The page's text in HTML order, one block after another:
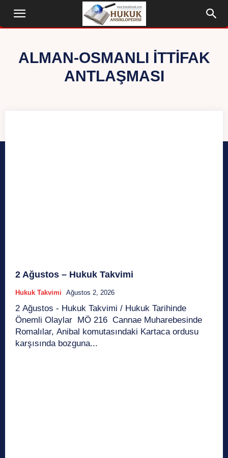
ALMAN-OSMANLI İTTIFAK
ANTLAŞMASI
2 Ağustos – Hukuk Takvimi
Hukuk Takvimi Ağustos 2, 2026
2 Ağustos - Hukuk Takvimi / Hukuk Tarihinde
Önemli Olaylar MÖ 216 Cannae Muharebesinde
Romalılar, Anibal komutasındaki Kartaca ordusu
karşısında bozguna...